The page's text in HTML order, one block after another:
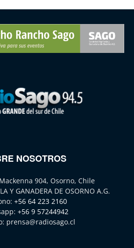
NOSOTROS
904, Osorno, Chile
Y GANADERA DE OSORNO A.G.
+56 64 223 2160
+56 9 57244942
prensa@radiosago.cl